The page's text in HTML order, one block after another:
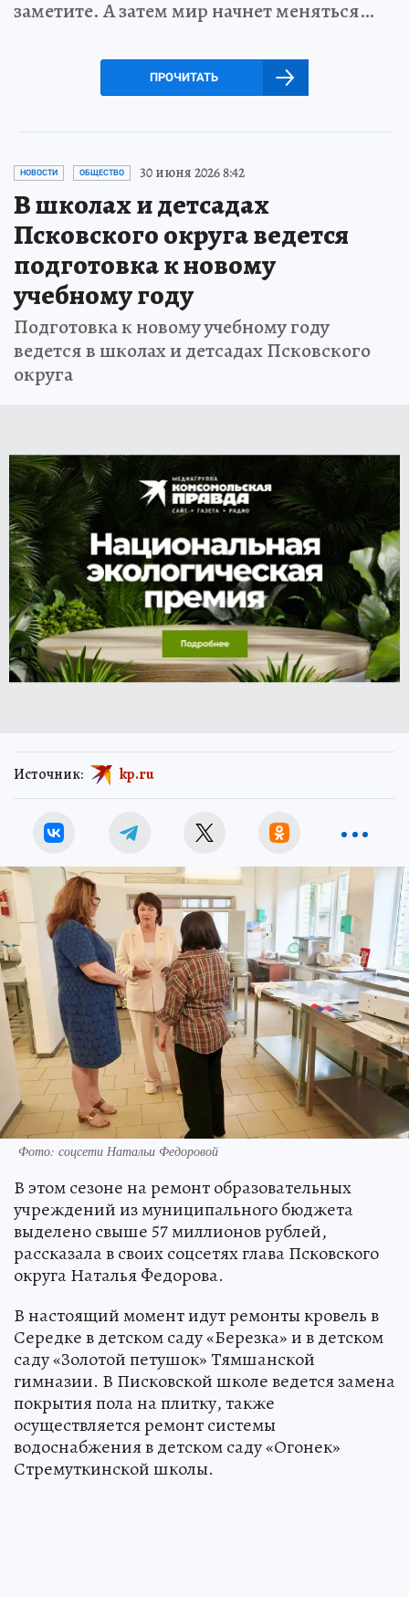
заметите. А затем мир начнет меняться…
ПРОЧИТАТЬ
НОВОСТИ ОБЩЕСТВО 30 июня 2026 8:42
В школах и детсадах
Псковского округа ведется
подготовка к новому
учебному году
Подготовка к новому учебному году
ведется в школах и детсадах Псковского
округа
Источник: kp.ru
Фото: соцсети Натальи Федоровой
В этом сезоне на ремонт образовательных
учреждений из муниципального бюджета
выделено свыше 57 миллионов рублей,
рассказала в своих соцсетях глава Псковского
округа Наталья Федорова.
В настоящий момент идут ремонты кровель в
Середке в детском саду «Березка» и в детском
саду «Золотой петушок» Тямшанской
гимназии. В Писковской школе ведется замена
покрытия пола на плитку, также
осуществляется ремонт системы
водоснабжения в детском саду «Огонек»
Стремуткинской школы.